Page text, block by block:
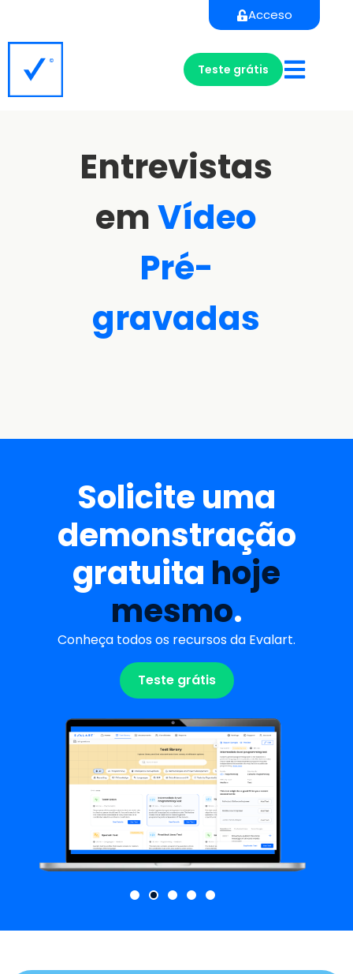
Acceso
Teste grátis
Entrevistas
emVídeo
Pré-
gravadas
Solicite uma
demonstração
gratuita hoje
mesmo.
Conheça todos os recursos da Evalart.
Teste grátis